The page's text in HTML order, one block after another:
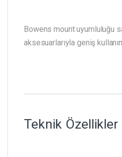
Bowens mount uyumluluğu
aksesuarlarıyla geniş
Teknik Özellikler